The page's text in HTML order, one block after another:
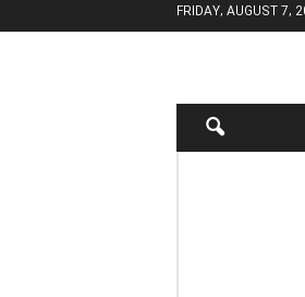
FRIDAY, AUGUST 7,